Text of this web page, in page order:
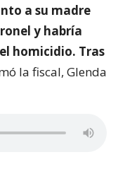
a su madre
y habría
homicidio. Tras
la fiscal, Glenda